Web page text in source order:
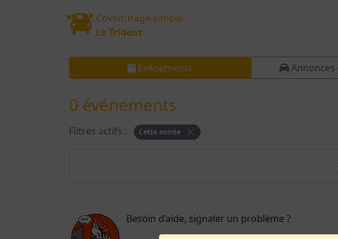
Covoiturage-simple
Le Trident
Événements Annonces
0 événements
Filtres actifs : Cette année
Besoin d’aide, signaler un problème ?